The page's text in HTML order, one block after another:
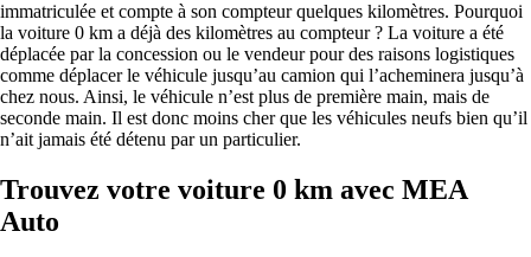
immatriculée et compte à son compteur quelques kilomètres. Pourquoi
la voiture 0 km a déjà des kilomètres au compteur ? La voiture a été
déplacée par la concession ou le vendeur pour des raisons logistiques
comme déplacer le véhicule jusqu’au camion qui l’acheminera jusqu’à
chez nous. Ainsi, le véhicule n’est plus de première main, mais de
seconde main. Il est donc moins cher que les véhicules neufs bien qu’il
n’ait jamais été détenu par un particulier.
Trouvez votre voiture 0 km avec MEA
Auto